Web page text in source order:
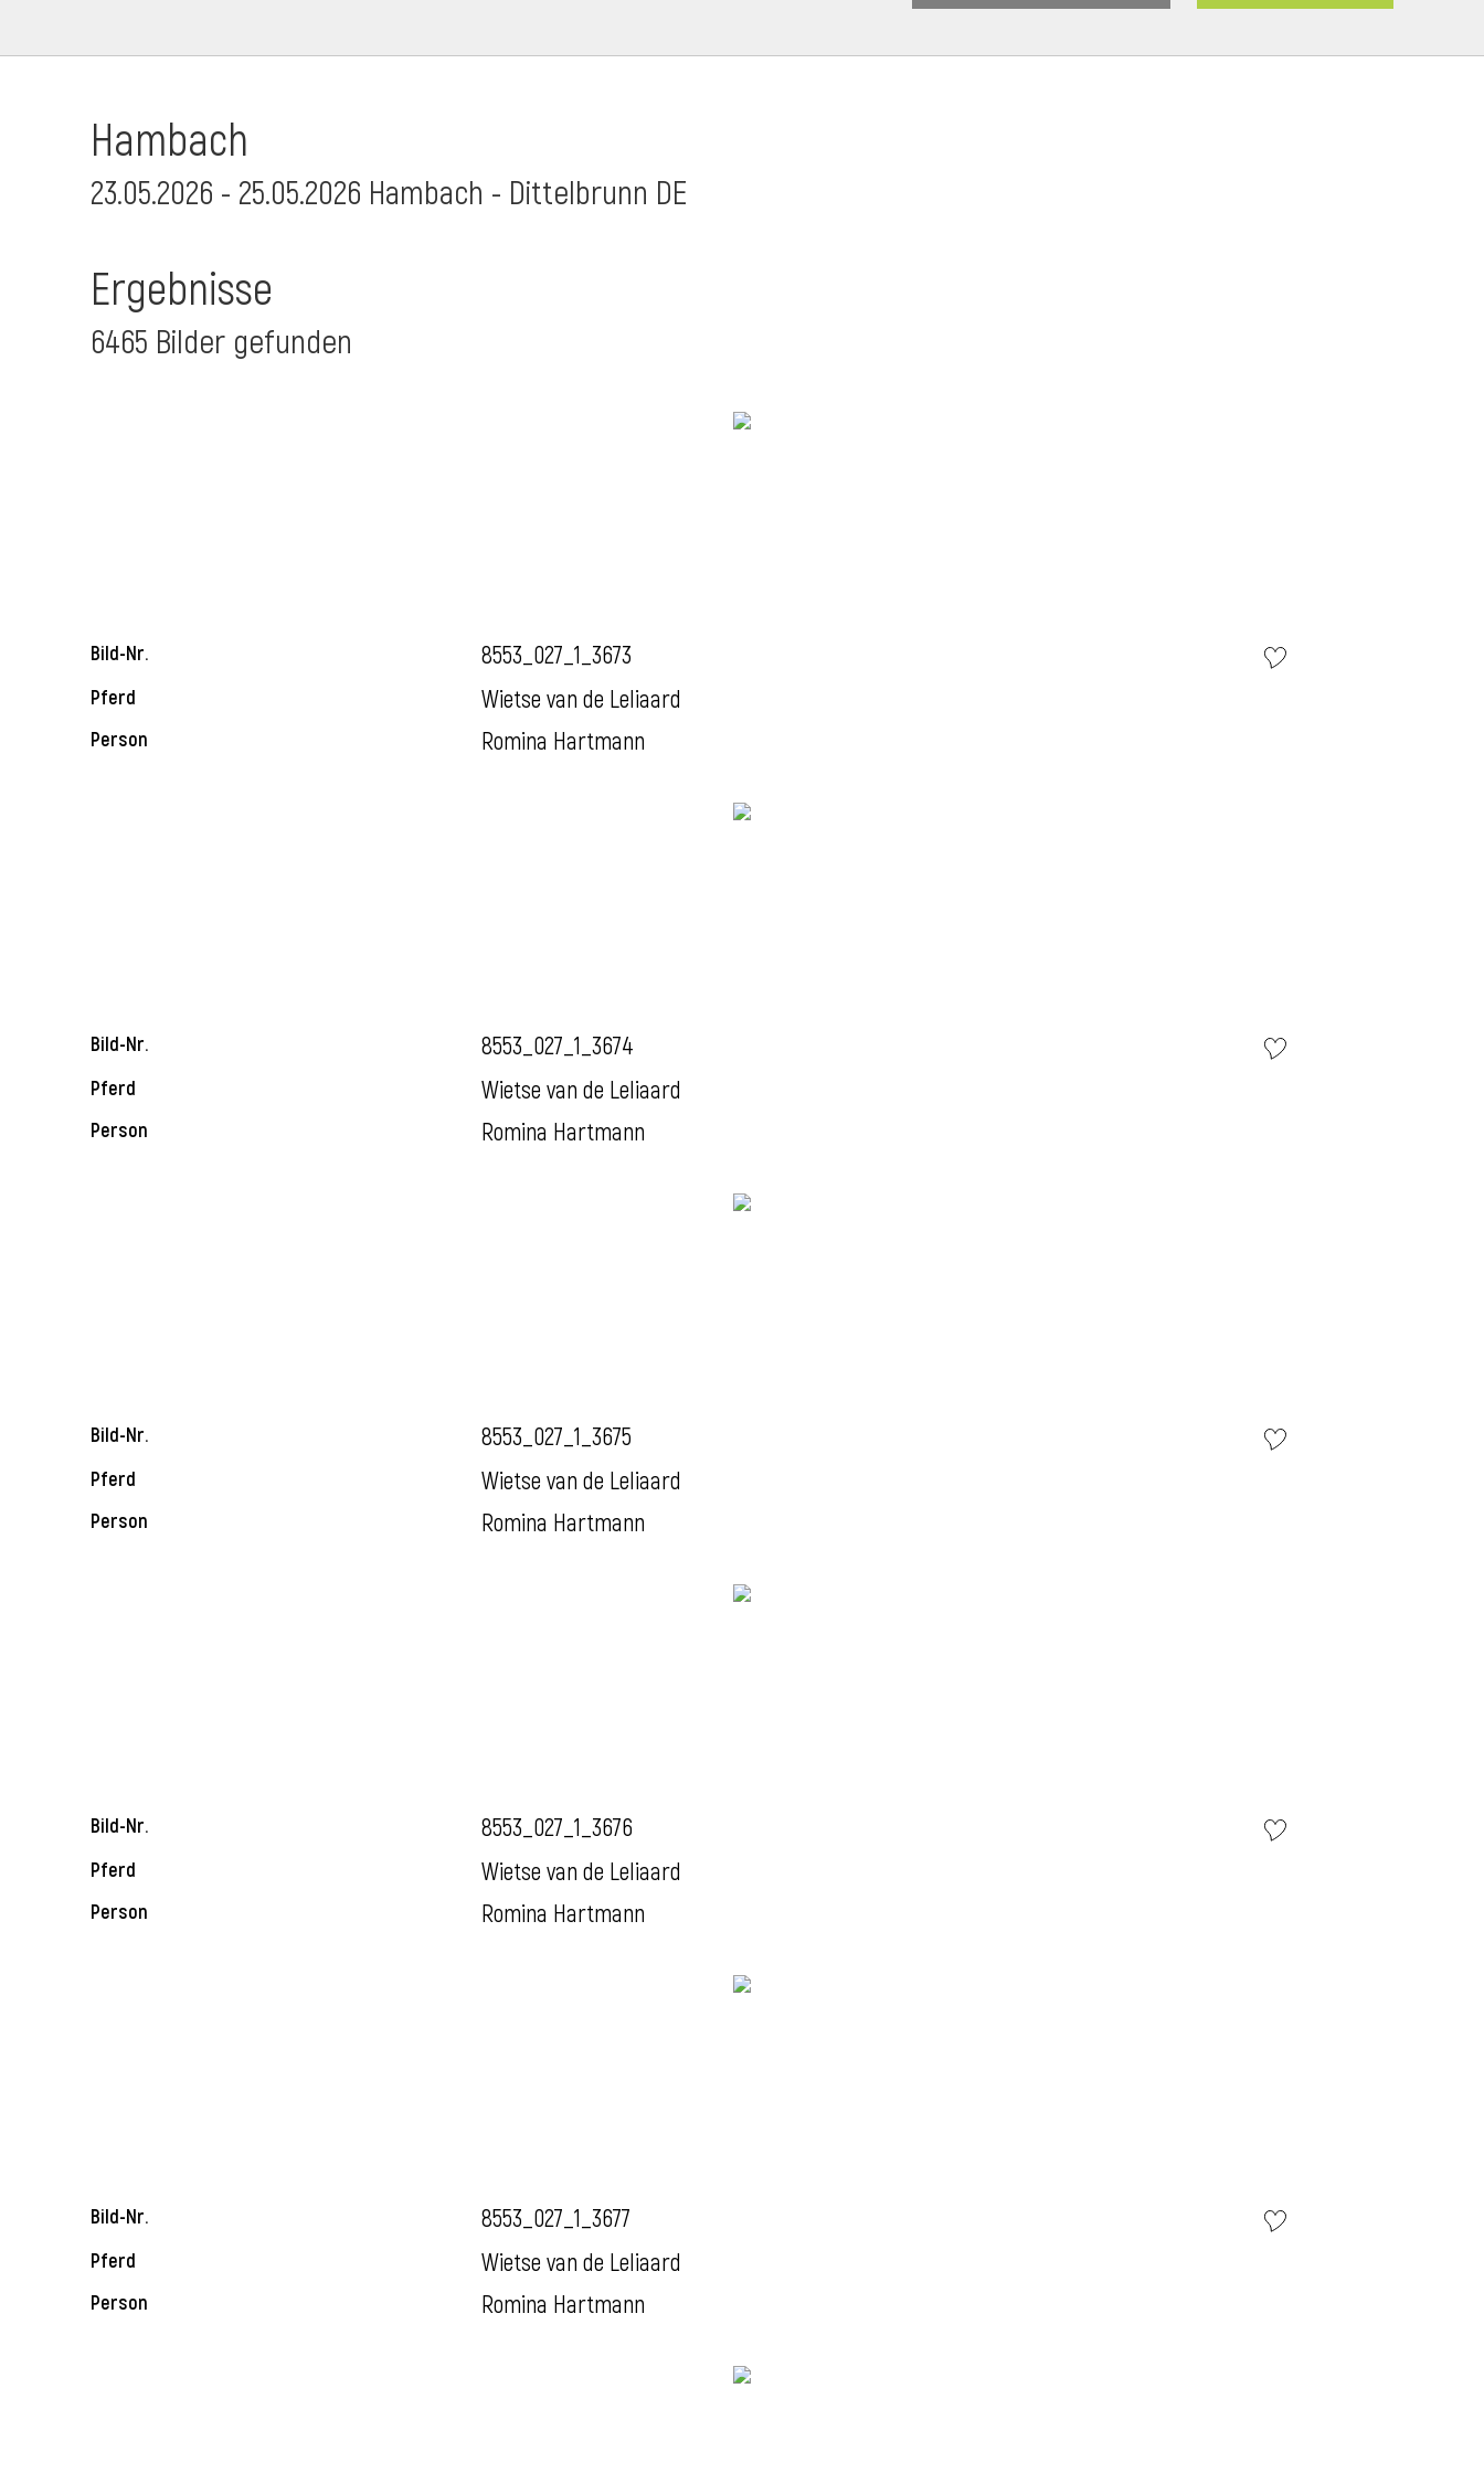
Hambach
23.05.2026 - 25.05.2026 Hambach - Dittelbrunn DE
Ergebnisse
6465 Bilder gefunden
Bild-Nr. 8553_027_1_3673
Pferd Wietse van de Leliaard
Person Romina Hartmann
Bild-Nr. 8553_027_1_3674
Pferd Wietse van de Leliaard
Person Romina Hartmann
Bild-Nr. 8553_027_1_3675
Pferd Wietse van de Leliaard
Person Romina Hartmann
Bild-Nr. 8553_027_1_3676
Pferd Wietse van de Leliaard
Person Romina Hartmann
Bild-Nr. 8553_027_1_3677
Pferd Wietse van de Leliaard
Person Romina Hartmann